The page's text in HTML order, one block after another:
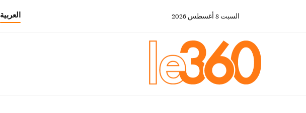
السبت 8 أغسطس 2026 العربية